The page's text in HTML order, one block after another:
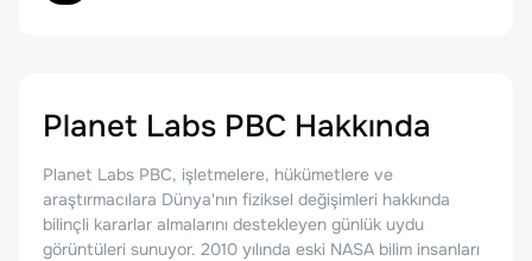
Planet Labs PBC Hakkında
Planet Labs PBC, işletmelere, hükümetlere ve
araştırmacılara Dünya'nın fiziksel değişimleri hakkında
bilinçli kararlar almalarını destekleyen günlük uydu
görüntüleri sunuyor. 2010 yılında eski NASA bilim insanları